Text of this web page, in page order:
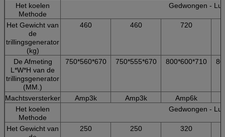
Het koelen
Methode
Gedwongen -
Het Gewicht van
de
trillingsgenerator
(kg)
460 460 720
De Afmeting
L*W*H van de
trillingsgenerator
(MM.)
750*560*670 750*555*670 800*600*710
Machtsversterker Amp3k Amp3k
Amp6k
Het koelen
Methode
Gedwongen -
Het Gewicht van
250 250 320